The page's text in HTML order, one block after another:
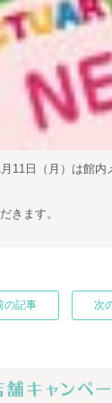
11日（月）は館内
きます。
の記事 次